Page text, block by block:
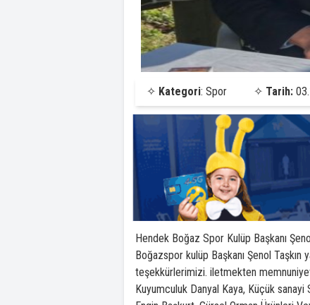
✧ Kategori: Spor ✧ Tarih:
Hendek Boğaz Spor Kulüp Başkanı
Boğazspor kulüp Başkanı Şenol
teşekkürlerimizi. iletmekten
Kuyumculuk Danyal Kaya, Küçük